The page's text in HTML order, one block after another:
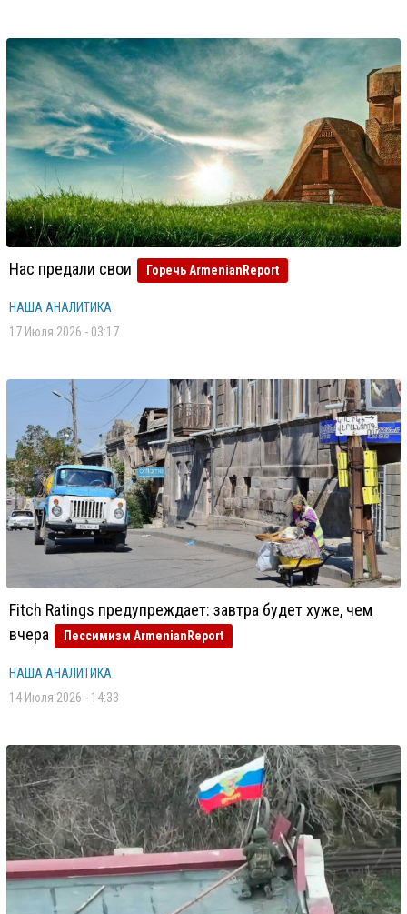
Нас предали свои Горечь ArmenianReport
НАША АНАЛИТИКА
17 Июля 2026 - 03:17
Fitch Ratings предупреждает: завтра будет хуже, чем
вчера
Пессимизм ArmenianReport
НАША АНАЛИТИКА
14 Июля 2026 - 14:33